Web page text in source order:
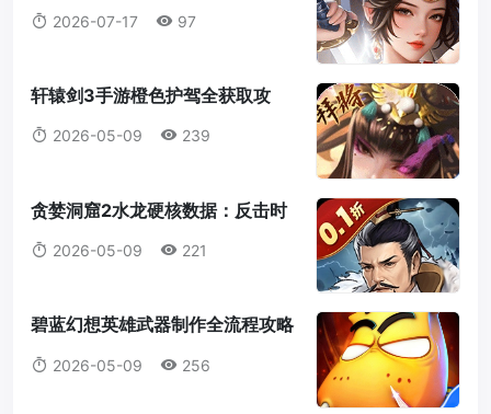
大神的完整教学
2026-07-17 97
轩辕剑3手游橙色护驾全获取攻
略：抽卡、仙山岛、商店三路并进
2026-05-09 239
贪婪洞窟2水龙硬核数据：反击时
机+百速睿智应对法（遗忘之穴
16-30层）
2026-05-09 221
碧蓝幻想英雄武器制作全流程攻略
2026：从零到C4职业属性觉醒
2026-05-09 256